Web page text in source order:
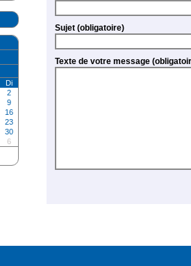
Sujet (obligatoire)
Texte de votre message
Di
2
9
16
23
30
6